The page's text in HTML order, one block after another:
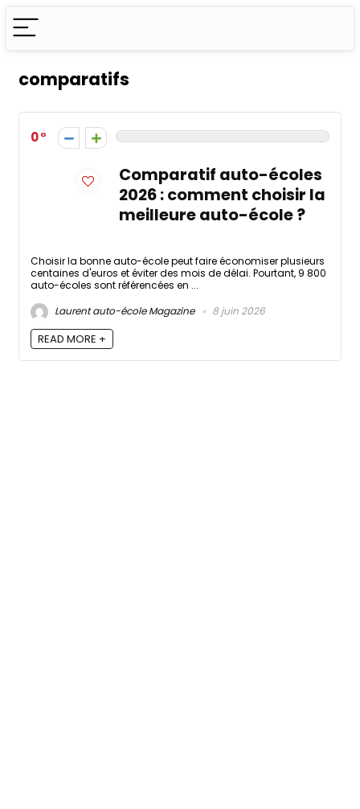
comparatifs
0
Comparatif auto-écoles
2026 : comment choisir la
meilleure auto-école ?
Choisir la bonne auto-école peut faire économiser plusieurs
centaines d'euros et éviter des mois de délai. Pourtant, 9 800
auto-écoles sont référencées en ...
Laurent auto-école Magazine
8 juin 2026
READ MORE +